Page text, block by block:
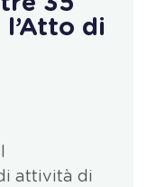
di
attività di